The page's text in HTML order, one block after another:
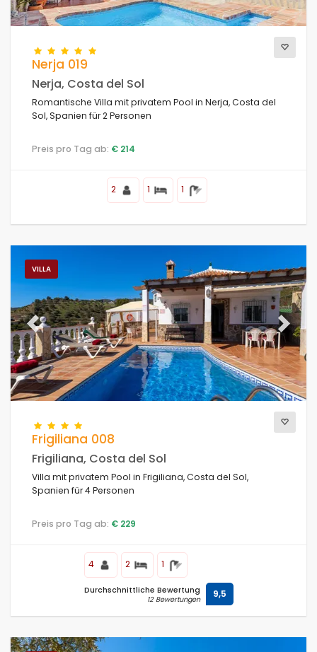
Nerja 019
Nerja, Costa del Sol
Romantische Villa mit privatem Pool in Nerja, Costa del
Sol, Spanien für 2 Personen
Preis pro Tag ab: € 214
2 1 1
VILLA
Previous Next
Frigiliana 008
Frigiliana, Costa del Sol
Villa mit privatem Pool in Frigiliana, Costa del Sol,
Spanien für 4 Personen
Preis pro Tag ab: € 229
4 2 1
Durchschnittliche Bewertung
12 Bewertungen 9,5